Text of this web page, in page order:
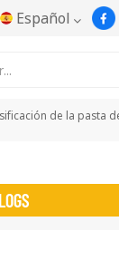
Español
Español
Português
de la pasta